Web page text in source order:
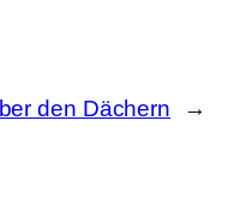
den Dächern →